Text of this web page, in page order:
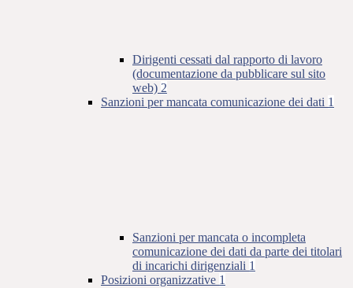
Dirigenti cessati dal rapporto di lavoro
(documentazione da pubblicare sul sito
web) 2
Sanzioni per mancata comunicazione dei dati 1
Sanzioni per mancata o incompleta
comunicazione dei dati da parte dei titolari
di incarichi dirigenziali 1
Posizioni organizzative 1